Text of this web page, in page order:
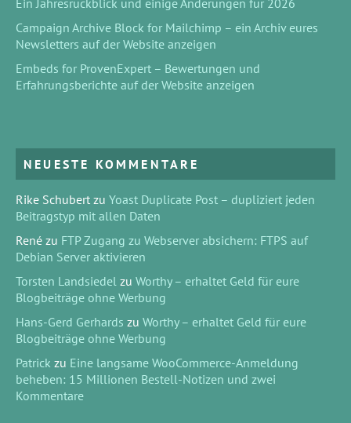
Campaign Archive Block for Mailchimp – ein Archiv eures
Newsletters auf der Website anzeigen
Embeds for ProvenExpert – Bewertungen und
Erfahrungsberichte auf der Website anzeigen
NEUESTE KOMMENTARE
Rike Schubert zu Yoast Duplicate Post – dupliziert jeden
Beitragstyp mit allen Daten
René zu FTP Zugang zu Webserver absichern: FTPS auf
Debian Server aktivieren
Torsten Landsiedel zu Worthy – erhaltet Geld für eure
Blogbeiträge ohne Werbung
Hans-Gerd Gerhards zu Worthy – erhaltet Geld für eure
Blogbeiträge ohne Werbung
Patrick zu Eine langsame WooCommerce-Anmeldung
beheben: 15 Millionen Bestell-Notizen und zwei
Kommentare